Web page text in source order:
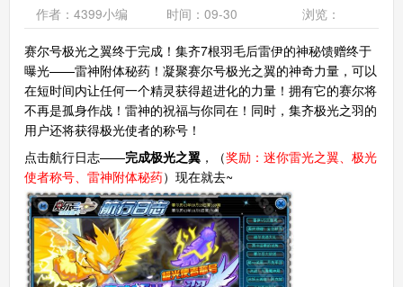
作者：4399小编 时间：09-30 浏览：
赛尔号极光之翼终于完成！集齐7根羽毛后雷伊的神秘馈赠终于
曝光——雷神附体秘药！凝聚赛尔号极光之翼的神奇力量，可以
在短时间内让任何一个精灵获得超进化的力量！拥有它的赛尔将
不再是孤身作战！雷神的祝福与你同在！同时，集齐极光之羽的
用户还将获得极光使者的称号！
点击航行日志——完成极光之翼，（奖励：迷你雷光之翼、极光
使者称号、雷神附体秘药）现在就去~